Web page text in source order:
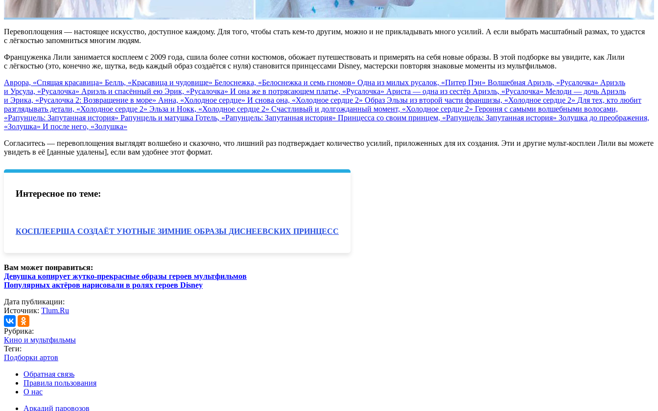
Перевоплощения — настоящее искусство, доступное каждому. Для того, чтобы стать кем-то другим, можно и не прикладывать много усилий. А если выбрать масштабный размах, то удастся
с лёгкостью запомниться многим людям.
Француженка Лили занимается косплеем с 2009 года, сшила более сотни костюмов, обожает путешествовать и примерять на себя новые образы. В этой подборке вы увидите, как Лили
с лёгкостью (это, конечно же, шутка, ведь каждый образ создаётся с нуля) становится принцессами Disney, мастерски повторяя знаковые моменты из мультфильмов.
Аврора, «Спящая красавица» Белль, «Красавица и чудовище» Белоснежка, «Белоснежка и семь гномов» Одна из милых русалок, «Питер Пэн» Волшебная Ариэль, «Русалочка» Ариэль
и Урсула, «Русалочка» Ариэль и спасённый ею Эрик, «Русалочка» И она же в потрясающем платье, «Русалочка» Ариста — одна из сестёр Ариэль, «Русалочка» Мелоди — дочь Ариэль
и Эрика, «Русалочка 2: Возвращение в море» Анна, «Холодное сердце» И снова она, «Холодное сердце 2» Образ Эльзы из второй части франшизы, «Холодное сердце 2» Для тех, кто любит
разглядывать детали, «Холодное сердце 2» Эльза и Нокк, «Холодное сердце 2» Счастливый и долгожданный момент, «Холодное сердце 2» Героиня с самыми волшебными волосами,
«Рапунцель: Запутанная история» Рапунцель и матушка Готель, «Рапунцель: Запутанная история» Принцесса со своим принцем, «Рапунцель: Запутанная история» Золушка до преображения,
«Золушка» И после него, «Золушка»
Согласитесь — перевоплощения выглядят волшебно и сказочно, что лишний раз подтверждает количество усилий, приложенных для их создания. Эти и другие мульт-косплеи Лили вы можете
увидеть в её [данные удалены], если вам удобнее этот формат.
Интересное по теме:
КОСПЛЕЕРША СОЗДАЁТ УЮТНЫЕ ЗИМНИЕ ОБРАЗЫ ДИСНЕЕВСКИХ ПРИНЦЕСС
Вам может понравиться:
Девушка копирует жутко-прекрасные образы героев мультфильмов
Популярных актёров нарисовали в ролях героев Disney
Дата публикации:
Источник: Tlum.Ru
Рубрика:
Кино и мультфильмы
Теги:
Подборки артов
Обратная связь
Правила пользования
О нас
Аркадий паровозов